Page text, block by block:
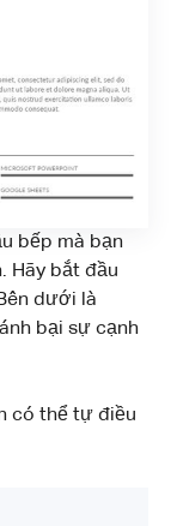
bếp mà bạn
Hãy bắt đầu
dưới là
bại sự cạnh
có thể tự điều